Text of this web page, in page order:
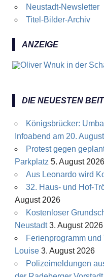
Neustadt-Newsletter
Titel-Bilder-Archiv
ANZEIGE
DIE NEUESTEN
Königsbrücker:
Infoabend am 20. August
Protest gegen
Parkplatz 5. August 2026
Aus Leonardo wird
32. Haus- und Hof-
August 2026
Kostenloser
Neustadt 3. August 2026
Ferienprogramm
Louise 3. August 2026
Polizeimeldungen